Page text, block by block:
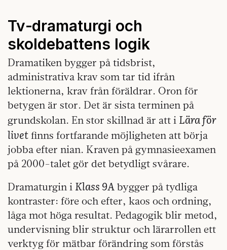
Tv‑dramaturgi och
skoldebattens logik
Dramatiken bygger på tidsbrist,
administrativa krav som tar tid ifrån
lektionerna, krav från föräldrar. Oron för
betygen är stor. Det är sista terminen på
grundskolan. En stor skillnad är att i Lära för
livet finns fortfarande möjligheten att börja
jobba efter nian. Kraven på gymnasieexamen
på 2000-talet gör det betydligt svårare.
Dramaturgin i Klass 9A bygger på tydliga
kontraster: före och efter, kaos och ordning,
låga mot höga resultat. Pedagogik blir metod,
undervisning blir struktur och lärarrollen ett
verktyg för mätbar förändring som förstås